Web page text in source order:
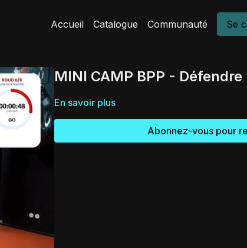
Accueil Catalogue Communauté Se
MINI CAMP BPP -
En savoir plus
Abonnez-vous pour